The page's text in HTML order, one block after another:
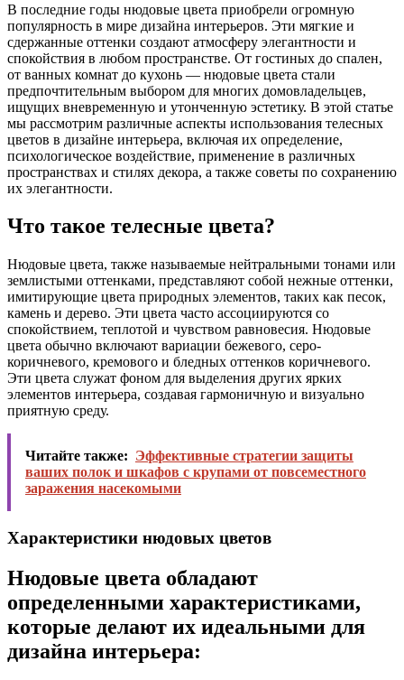
В последние годы нюдовые цвета приобрели огромную
популярность в мире дизайна интерьеров. Эти мягкие и
сдержанные оттенки создают атмосферу элегантности и
спокойствия в любом пространстве. От гостиных до спален,
от ванных комнат до кухонь — нюдовые цвета стали
предпочтительным выбором для многих домовладельцев,
ищущих вневременную и утонченную эстетику. В этой статье
мы рассмотрим различные аспекты использования телесных
цветов в дизайне интерьера, включая их определение,
психологическое воздействие, применение в различных
пространствах и стилях декора, а также советы по сохранению
их элегантности.
Что такое телесные цвета?
Нюдовые цвета, также называемые нейтральными тонами или
землистыми оттенками, представляют собой нежные оттенки,
имитирующие цвета природных элементов, таких как песок,
камень и дерево. Эти цвета часто ассоциируются со
спокойствием, теплотой и чувством равновесия. Нюдовые
цвета обычно включают вариации бежевого, серо-
коричневого, кремового и бледных оттенков коричневого.
Эти цвета служат фоном для выделения других ярких
элементов интерьера, создавая гармоничную и визуально
приятную среду.
Читайте также: Эффективные стратегии защиты
ваших полок и шкафов с крупами от повсеместного
заражения насекомыми
Характеристики нюдовых цветов
Нюдовые цвета обладают
определенными характеристиками,
которые делают их идеальными для
дизайна интерьера: